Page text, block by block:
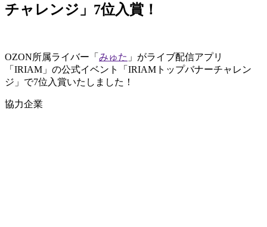
チャレンジ」7位入賞！
OZON所属ライバー「 みゅた 」がライブ配信アプリ
「IRIAM」の公式イベント「IRIAMトップバナーチャレン
ジ」で7位入賞いたしました！
協力企業